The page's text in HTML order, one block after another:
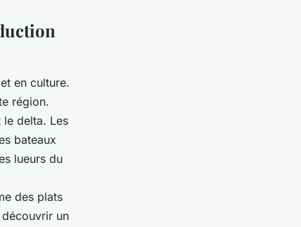
en culture.
région.
delta. Les
bateaux
lueurs du
des plats
un